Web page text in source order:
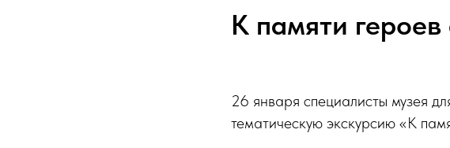
К памяти
26 января специалисты музея
тематическую экскурсию «К